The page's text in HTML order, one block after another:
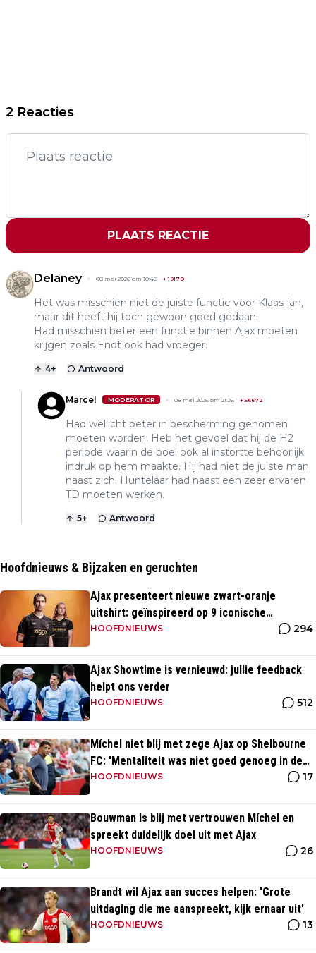
2 Reacties
PLAATS REACTIE
Delaney 08 mei 2026 om 18:48 +19170
Het was misschien niet de juiste functie voor Klaas-jan,
maar dit heeft hij toch gewoon goed gedaan.
Had misschien beter een functie binnen Ajax moeten
krijgen zoals Endt ook had vroeger.
4+ Antwoord
Marcel MODERATOR 08 mei 2026 om 21:26 +56672
Had wellicht beter in bescherming genomen
moeten worden. Heb het gevoel dat hij de H2
periode waarin de boel ook al instortte behoorlijk
indruk op hem maakte. Hij had niet de juiste man
naast zich. Huntelaar had naast een zeer ervaren
TD moeten werken.
5+ Antwoord
Hoofdnieuws & Bijzaken en geruchten
Ajax presenteert nieuwe zwart-oranje
uitshirt: geïnspireerd op 9 iconische
momenten uit clubhistorie
HOOFDNIEUWS 294
Ajax Showtime is vernieuwd: jullie feedback
helpt ons verder
HOOFDNIEUWS 512
Míchel niet blij met zege Ajax op Shelbourne
FC: 'Mentaliteit was niet goed genoeg in de
slotfase'
HOOFDNIEUWS 17
Bouwman is blij met vertrouwen Míchel en
spreekt duidelijk doel uit met Ajax
HOOFDNIEUWS 26
Brandt wil Ajax aan succes helpen: 'Grote
uitdaging die me aanspreekt, kijk ernaar uit'
HOOFDNIEUWS 13